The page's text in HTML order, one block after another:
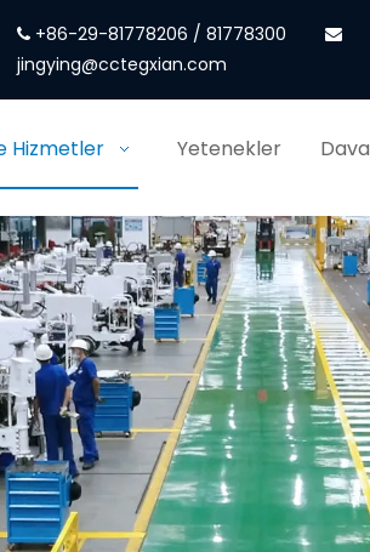
 +86-29-81778206 / 81778300
jingying@cctegxian.com
Hizmetler Yetenekler Dava